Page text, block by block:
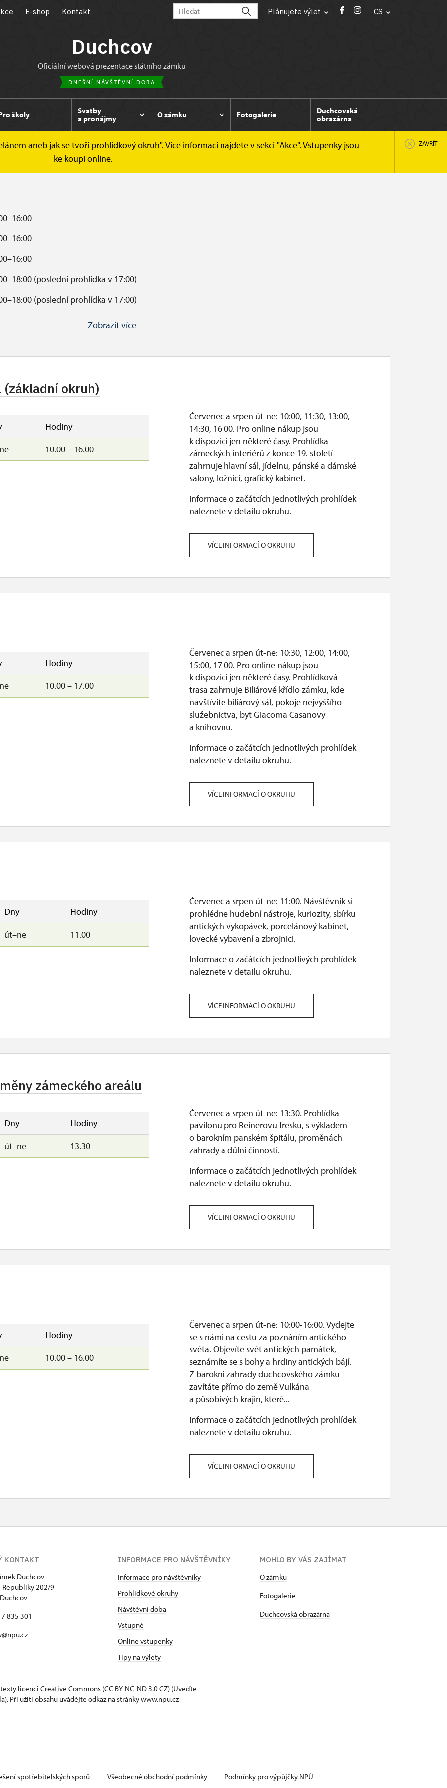
E-shop Kontakt Plánujete výlet CS
Duchcov
oficiální webová prezentace státního zámku
DNEŠNÍ NÁVŠTĚVNÍ DOBA
školy
Svatby
a pronájmy
O zámku Fotogalerie
Duchcovská
obrazárna
aneb jak se tvoří prohlídkový okruh". Více informací najdete v sekci "Akce". Vstupenky jsou
ke koupi online.
ZAVŘÍT
doba
(poslední prohlídka v 17:00)
(poslední prohlídka v 17:00)
je od 12:00 do 12:30.
2 zájemci.
Reinerovu fresku" je mimo hlavní sezonu podmíněna provozními možnostmi objektu,
otevřeno. Zavíracím dnem je v takovém případě úterý.
Zobrazit více
okruh)
Hodiny
10.00 – 16.00
Červenec a srpen út-ne: 10:00, 11:30, 13:00,
14:30, 16:00. Pro online nákup jsou
k dispozici jen některé časy. Prohlídka
zámeckých interiérů z konce 19. století
zahrnuje hlavní sál, jídelnu, pánské a dámské
salony, ložnici, grafický kabinet.
Informace o začátcích jednotlivých prohlídek
naleznete v detailu okruhu.
VÍCE INFORMACÍ O OKRUHU
Hodiny
10.00 – 17.00
Červenec a srpen út-ne: 10:30, 12:00, 14:00,
15:00, 17:00. Pro online nákup jsou
k dispozici jen některé časy. Prohlídková
trasa zahrnuje Biliárové křídlo zámku, kde
navštívíte biliárový sál, pokoje nejvyššího
služebnictva, byt Giacoma Casanovy
a knihovnu.
Informace o začátcích jednotlivých prohlídek
naleznete v detailu okruhu.
VÍCE INFORMACÍ O OKRUHU
Dny
Hodiny
út–ne 11.00
Červenec a srpen út-ne: 11:00. Návštěvník si
prohlédne hudební nástroje, kuriozity, sbírku
antických vykopávek, porcelánový kabinet,
lovecké vybavení a zbrojnici.
Informace o začátcích jednotlivých prohlídek
naleznete v detailu okruhu.
VÍCE INFORMACÍ O OKRUHU
zámeckého areálu
Dny
Hodiny
út–ne 13.30
Červenec a srpen út-ne: 13:30. Prohlídka
pavilonu pro Reinerovu fresku, s výkladem
o barokním panském špitálu, proměnách
zahrady a důlní činnosti.
Informace o začátcích jednotlivých prohlídek
naleznete v detailu okruhu.
VÍCE INFORMACÍ O OKRUHU
Hodiny
10.00 – 16.00
Červenec a srpen út-ne: 10:00-16:00. Vydejte
se s námi na cestu za poznáním antického
světa. Objevíte svět antických památek,
seznámíte se s bohy a hrdiny antických bájí.
Z barokní zahrady duchcovského zámku
zavítáte přímo do země Vulkána
a působivých krajin, které...
Informace o začátcích jednotlivých prohlídek
naleznete v detailu okruhu.
VÍCE INFORMACÍ O OKRUHU
KONTAKT
Duchcov
Republiky 202/9
835 301
INFORMACE PRO NÁVŠTĚVNÍKY
Informace pro návštěvníky
Prohlídkové okruhy
Návštěvní doba
Vstupné
Online vstupenky
Tipy na výlety
MOHLO BY VÁS ZAJÍMAT
O zámku
Fotogalerie
Duchcovská obrazárna
licenci Creative Commons (CC BY-NC-ND 3.0 CZ) (Uveďte
Při užití obsahu uvádějte odkaz na stránky www.npu.cz
spotřebitelských sporů Všeobecné obchodní podmínky
Podmínky pro výpůjčky NPÚ